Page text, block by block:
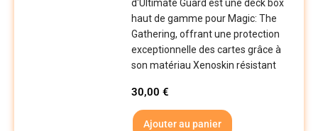
d'Ultimate Guard est une deck box
haut de gamme pour Magic: The
Gathering, offrant une protection
exceptionnelle des cartes grâce à
son matériau Xenoskin résistant
30,00€
Ajouter au panier